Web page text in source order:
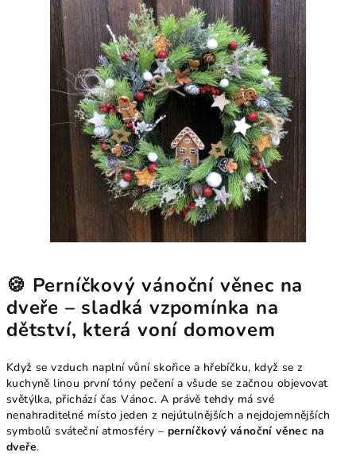
🍪 Perníčkový vánoční věnec na
dveře – sladká vzpomínka na
dětství, která voní domovem
Když se vzduch naplní vůní skořice a hřebíčku, když se z
kuchyně linou první tóny pečení a všude se začnou objevovat
světýlka, přichází čas Vánoc. A právě tehdy má své
nenahraditelné místo jeden z nejútulnějších a nejdojemnějších
symbolů sváteční atmosféry – perníčkový vánoční věnec na
dveře.